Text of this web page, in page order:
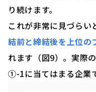
り続けます。
これが非常に見づら
結前と締結後を上位の
れます（図9）。実際
①-1に当てはまる企業